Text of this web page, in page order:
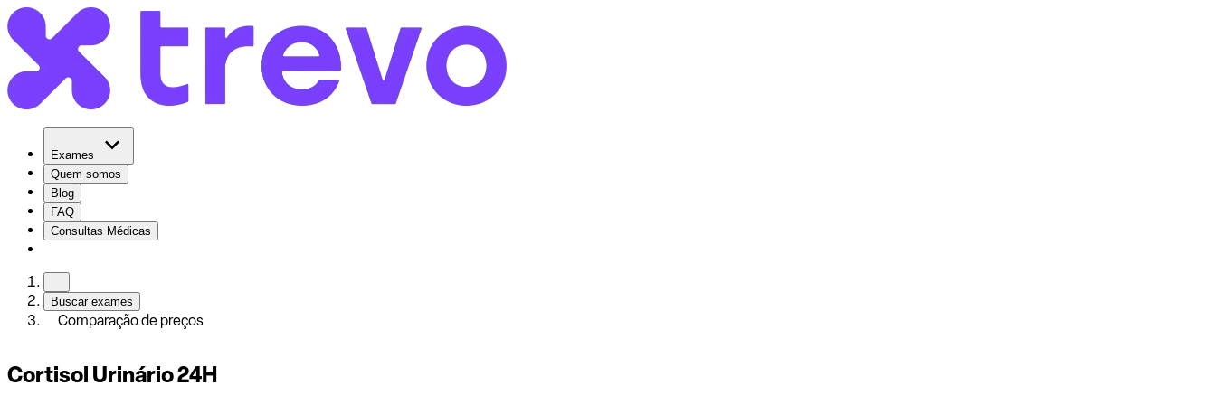
Exames
Quem somos
Blog
FAQ
Consultas Médicas
Buscar exames
Comparação de preços
Cortisol Urinário 24H